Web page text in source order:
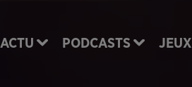
ACTU PODCASTS JEUX